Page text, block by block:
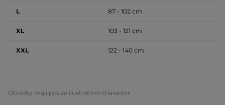
L 87 - 102 cm
XL 103 - 121 cm
XXL 122 - 140 cm
Obrázky mají pouze ilustrativní charakter.